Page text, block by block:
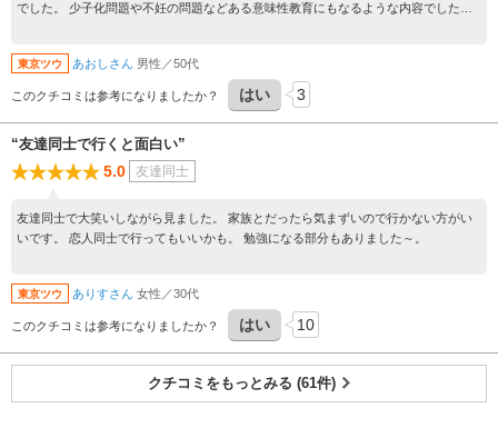
でした。 少子化問題や不妊の問題などある意味性教育にもなるような内容でした。
東京ツウ あおしさん 男性／50代
このクチコミは参考になりましたか？ はい 3
“友達同士で行くと面白い”
5.0 友達同士
友達同士で大笑いしながら見ました。 家族とだったら気まずいので行かない方がい
いです。 恋人同士で行ってもいいかも。 勉強になる部分もありました～。
東京ツウ ありすさん 女性／30代
このクチコミは参考になりましたか？ はい 10
クチコミをもっとみる (61件)